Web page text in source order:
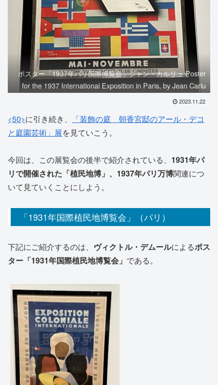
ポスター「1937年パリ国際博覧会」ジャン・カルリュ Poster
for the 1937 International Exposition in Paris, by Jean Carlu
2023.11.22
<50>に引き続き、
「装飾の庭 朝香宮邸のアール・デコ
と庭園芸術」展を見ていこう。
今回は、この展覧会の後半で紹介されている、 1931年パ
リで開催された「植民地博」、1937年パリ万博関連につ
いて見ていくことにしよう。
「1931年国際植民地博覧会」（パリ）
下記にご紹介するのは、 ヴィクトル・デムールによるポス
ター「1931年国際植民地博覧会」 である。